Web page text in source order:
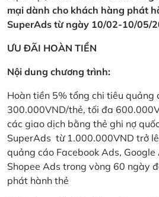
mại dành cho khách hàng phát
SuperAds từ ngày 10/02-10/05/
ƯU ĐÃI HOÀN TIỀN
Nội dung chương trình:
Hoàn tiền 5% tổng chi tiêu quảng
300.000VND/thẻ, tối đa
các giao dịch bằng thẻ ghi nợ
SuperAds từ 1.000.000VND trở
quảng cáo Facebook Ads, Google
Shopee Ads trong vòng 60 ngày
phát hành thẻ